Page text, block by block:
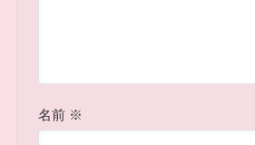
名前 ※